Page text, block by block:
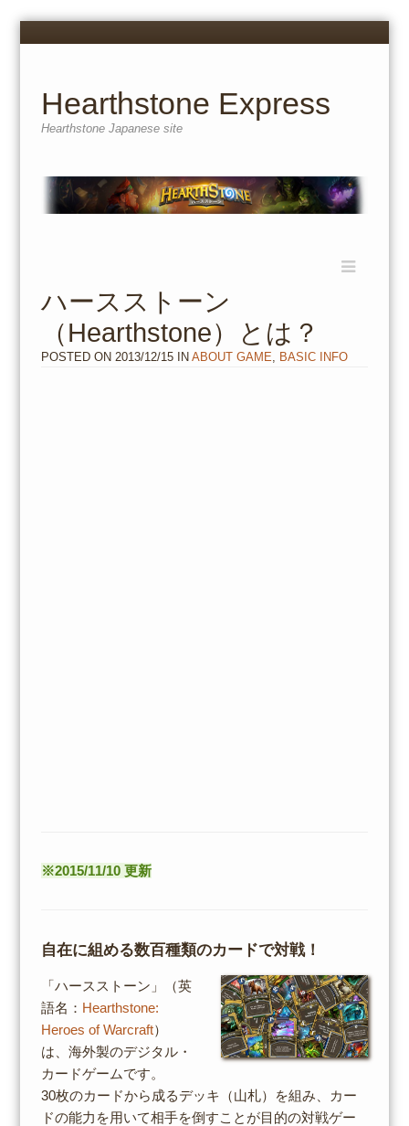
Menu
Hearthstone Express
Hearthstone Japanese site
content
ハースストーン
（Hearthstone）とは？
POSTED ON 2013/12/15IN ABOUT GAME BASIC INFO
※2015/11/10 更新
自在に組める数百種類のカードで対戦！
「ハースストーン」（英
語名： Hearthstone:
Heroes of Warcraft）
は、海外製のデジタル・
カードゲームです。
30枚のカードから成るデッキ（山札）を組み、カー
ドの能力を用いて相手を倒すことが目的の対戦ゲー